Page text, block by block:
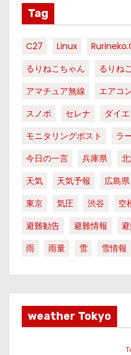
Tag
C27 Linux
るりねこちゃん
るりね
アマチュア無線
エアコ
スノボ
セレナ ダイ
モニタリングポスト
ラ
今日の一言
兵庫県
天気
天気予報 広島県
東京
気圧 渋谷 空
避難勧告
避難情報
雨
雨量 雪 雪情報
weather Tokyo